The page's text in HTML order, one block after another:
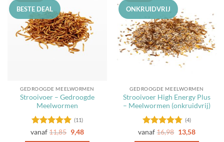
BESTE DEAL
favorieten
GEDROOGDE MEELWORMEN
Strooivoer – Gedroogde
Meelwormen
Gewaardeerd
5uit 5
(11)
vanaf 11,85 9,48
ONKRUIDVRIJ
favorieten
GEDROOGDE MEELWORMEN
Strooivoer High Energy Plus
– Meelwormen (onkruidvrij)
Gewaardeerd
4.75uit 5
(4)
vanaf 16,98 13,58